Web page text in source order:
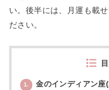
い。後半には、月運も載
ださい。
1. 金のインディアン座